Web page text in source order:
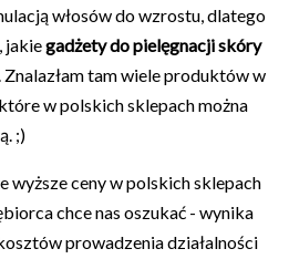
włosów do wzrostu, dlatego
jakiegadżety do pielęgnacji skóry
. Znalazłam tam wiele produktów w
w polskich sklepach można
;)
wyższe ceny w polskich sklepach
chce nas oszukać - wynika
prowadzenia działalności